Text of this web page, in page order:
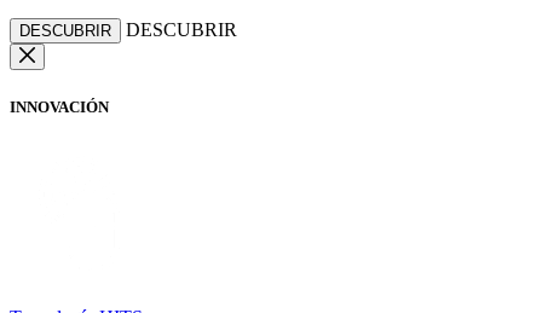
DESCUBRIR DESCUBRIR
INNOVACIÓN